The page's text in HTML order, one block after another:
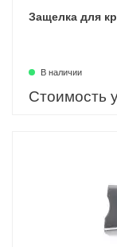
Защелка для
В наличии
Стоимость